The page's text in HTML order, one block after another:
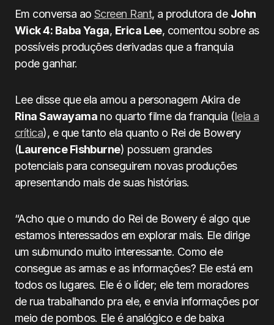
Em conversa ao Screen Rant, a produtora de John
Wick 4: Baba Yaga, Erica Lee, comentou sobre as
possíveis produções derivadas que a franquia
pode ganhar.
Lee disse que ela amou a personagem Akira de
Rina Sawayamano quarto filme da franquia (leia a
crítica), e que tanto ela quanto o Rei de Bowery
(Laurence Fishburne) possuem grandes
potenciais para conseguirem novas produções
apresentando mais de suas histórias.
“Acho que o mundo do Rei de Bowery é algo que
estamos interessados ​​em explorar mais. Ele dirige
um submundo muito interessante. Como ele
consegue as armas e as informações? Ele está em
todos os lugares. Ele é o líder; ele tem moradores
de rua trabalhando pra ele, e envia informações por
meio de pombos. Ele é analógico e de baixa